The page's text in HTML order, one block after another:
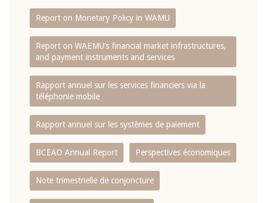
Report on Monetary Policy in WAMU
Report on WAEMU’s financial market infrastructures,
and payment instruments and services
Rapport annuel sur les services financiers via la
téléphonie mobile
Rapport annuel sur les systèmes de paiement
BCEAO Annual Report Perspectives économiques
Note trimestrielle de conjoncture